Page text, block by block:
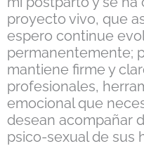
proyecto vivo, que
espero continue
permanentemente;
mantiene firme y
profesionales,
emocional que
desean acompañar
psico-sexual de sus